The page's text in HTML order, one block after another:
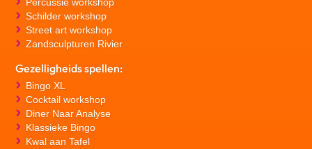
Percussie workshop
Schilder workshop
Street art workshop
Zandsculpturen Rivier
Gezelligheids spellen:
Bingo XL
Cocktail workshop
Diner Naar Analyse
Klassieke Bingo
Kwal aan Tafel